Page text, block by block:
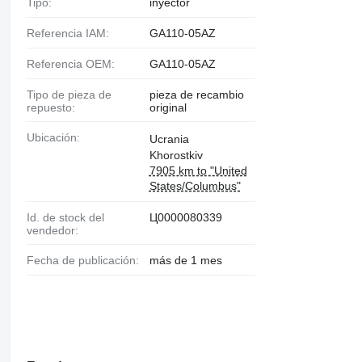
Tipo: inyector
Referencia IAM: GA110-05AZ
Referencia OEM: GA110-05AZ
Tipo de pieza de
repuesto:
pieza de recambio
original
Ubicación:
Ucrania
Khorostkiv
7905 km to "United
States/Columbus"
Id. de stock del
vendedor:
Ц0000080339
Fecha de publicación: más de 1 mes